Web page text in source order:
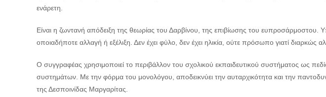
ενάρετη.
Είναι η ζωντανή απόδειξη της θεωρίας του Δαρβίνου, της επιβίωσης του ευπροσάρμοστου.
οποιαδήποτε αλλαγή ή εξέλιξη. Δεν έχει φύλο, δεν έχει ηλικία, ούτε πρόσωπο γιατί διαρκώς
Ο συγγραφέας χρησιμοποιεί το περιβάλλον του σχολικού εκπαιδευτικού συστήματος ως
συστημάτων. Με την φόρμα του μονολόγου, αποδεικνύει την αυταρχικότητα και την
της Δεσποινίδας Μαργαρίτας.